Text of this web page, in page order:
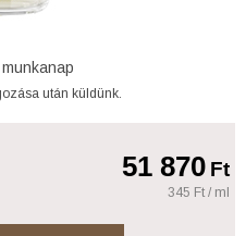
után küldünk.
51 870Ft
345 Ft / ml